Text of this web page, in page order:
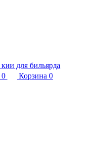
0 Корзина 0